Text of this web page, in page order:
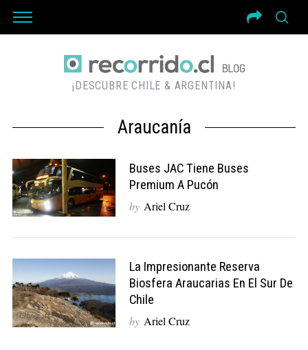
¡DESCUBRE CHILE & ARGENTINA!
Araucanía
Buses JAC Tiene Buses
Premium A Pucón
by Ariel Cruz
La Impresionante Reserva
Biosfera Araucarias En El Sur De
Chile
by Ariel Cruz